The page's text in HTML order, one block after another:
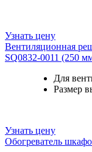
Узнать цену
Вентиляционная
SQ0832-0011 (250
Для
Размер
Узнать цену
Обогреватель